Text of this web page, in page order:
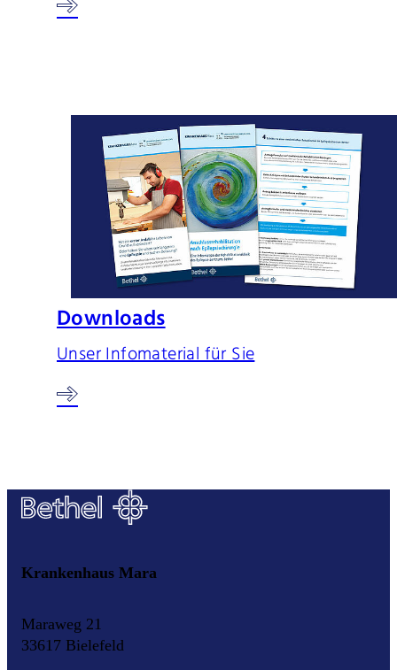
Downloads
Unser Infomaterial für Sie
Krankenhaus Mara
Maraweg 21
33617 Bielefeld